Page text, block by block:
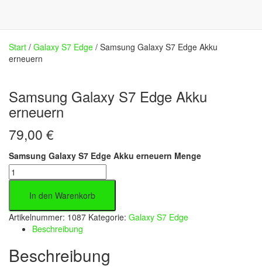
Start / Galaxy S7 Edge / Samsung Galaxy S7 Edge Akku
erneuern
Samsung Galaxy S7 Edge Akku
erneuern
79,00 €
Samsung Galaxy S7 Edge Akku erneuern Menge
In den Warenkorb
Artikelnummer: 1087 Kategorie: Galaxy S7 Edge
Beschreibung
Beschreibung